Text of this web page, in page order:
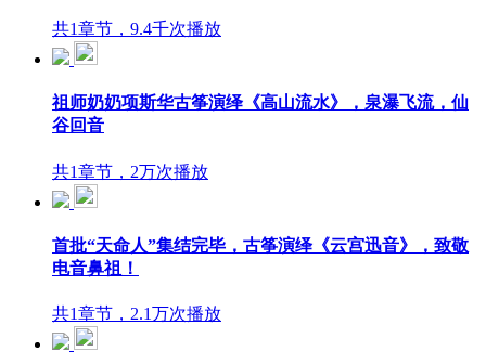
共1章节，9.4千次播放
祖师奶奶项斯华古筝演绎《高山流水》，泉瀑飞流，仙
谷回音
共1章节，2万次播放
首批“天命人”集结完毕，古筝演绎《云宫迅音》，致敬
电音鼻祖！
共1章节，2.1万次播放